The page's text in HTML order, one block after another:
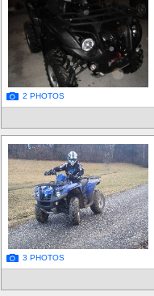
2 PHOTOS
3 PHOTOS